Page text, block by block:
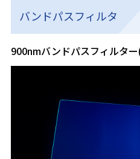
バンドパスフィルタ
900nmバンドパスフィルタ